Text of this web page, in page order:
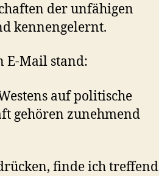
der unfähigen
kennengelernt.
E-Mail stand:
auf politische
gehören zunehmend
finde ich treffend